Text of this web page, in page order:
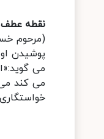
نقطه عطف
(مرحوم
پوشیدن
می
می کند